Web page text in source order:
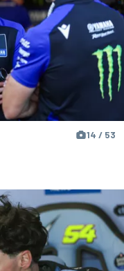
14 / 53